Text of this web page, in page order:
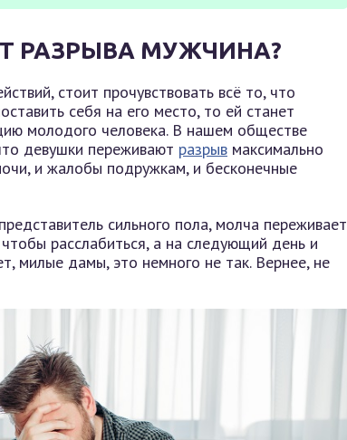
РАЗРЫВА МУЖЧИНА?
стоит прочувствовать всё то, что
себя на его место, то ей станет
молодого человека. В нашем обществе
девушки переживают разрыв максимально
и жалобы подружкам, и бесконечные
сильного пола, молча переживает
расслабиться, а на следующий день и
милые дамы, это немного не так. Вернее, не